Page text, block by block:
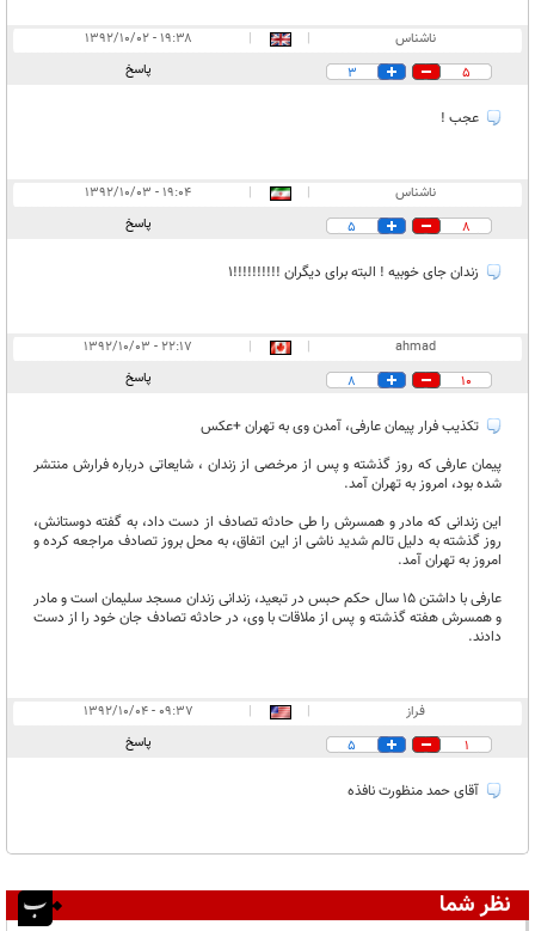
ناشناس |
|
۱۹:۳۸ - ۱۳۹۲/۱۰/۰۲
5
3 پاسخ
عجب !
ناشناس |
|
۱۹:۰۴ - ۱۳۹۲/۱۰/۰۳
8
5 پاسخ
زندان جای خوبیه ! البته برای دیگران !!!!!!!!!!1
ahmad
|
|
۲۲:۱۷ - ۱۳۹۲/۱۰/۰۳
10
8 پاسخ
تکذیب فرار پیمان عارفی، آمدن وی به تهران +عکس
پیمان عارفی که روز گذشته و پس از مرخصی از زندان ، شایعاتی درباره فرارش منتشر
شده بود، امروز به تهران آمد.
این زندانی که مادر و همسرش را طی حادثه تصادف از دست داد، به گفته دوستانش،
روز گذشته به دلیل تالم شدید ناشی از این اتفاق، به محل بروز تصادف مراجعه کرده و
امروز به تهران آمد.
عارفی با داشتن ۱۵ سال حکم حبس در تبعید، زندانی زندان مسجد سلیمان است و مادر
و همسرش هفته گذشته و پس از ملاقات با وی، در حادثه تصادف جان خود را از دست
دادند.
فراز |
|
۰۹:۳۷ - ۱۳۹۲/۱۰/۰۴
1
5 پاسخ
آقای حمد منظورت نافذه
نظر شما